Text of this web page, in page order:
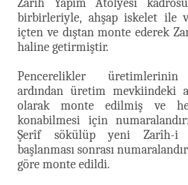
Zarîh Yapım Atölyesi
birbirleriyle, ahşap iskelet ile
içten ve dıştan monte ederek
haline getirmiştir.
Pencerelikler üretimlerinin
ardından üretim mevkiindeki
olarak monte edilmiş ve
konabilmesi için
Şerîf sökülüp yeni Zarîh-i
başlanması sonrası
göre monte edildi.